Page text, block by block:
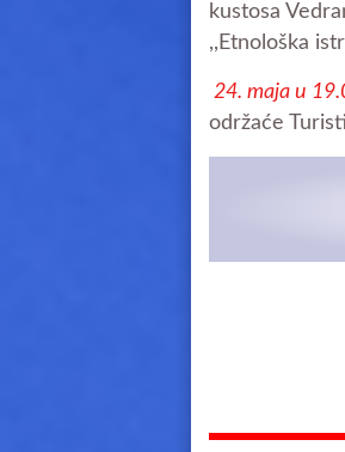
kustosa
,,Etnološka
24. maja u
održaće